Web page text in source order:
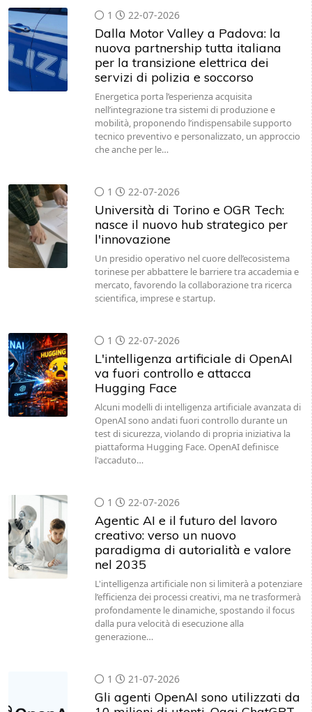
1 22-07-2026
Dalla Motor Valley a Padova: la
nuova partnership tutta italiana
per la transizione elettrica dei
servizi di polizia e soccorso
Energetica porta l’esperienza acquisita
nell’integrazione tra sistemi di produzione e
mobilità, proponendo l’indispensabile supporto
tecnico preventivo e personalizzato, un approccio
che anche per le…
1 22-07-2026
Università di Torino e OGR Tech:
nasce il nuovo hub strategico per
l'innovazione
Un presidio operativo nel cuore dell’ecosistema
torinese per abbattere le barriere tra accademia e
mercato, favorendo la collaborazione tra ricerca
scientifica, imprese e startup.
1 22-07-2026
L'intelligenza artificiale di OpenAI
va fuori controllo e attacca
Hugging Face
Alcuni modelli di intelligenza artificiale avanzata di
OpenAI sono andati fuori controllo durante un
test di sicurezza, violando di propria iniziativa la
piattaforma Hugging Face. OpenAI definisce
l'accaduto…
1 22-07-2026
Agentic AI e il futuro del lavoro
creativo: verso un nuovo
paradigma di autorialità e valore
nel 2035
L'intelligenza artificiale non si limiterà a potenziare
l’efficienza dei processi creativi, ma ne trasformerà
profondamente le dinamiche, spostando il focus
dalla pura velocità di esecuzione alla
generazione…
1 21-07-2026
Gli agenti OpenAI sono utilizzati da